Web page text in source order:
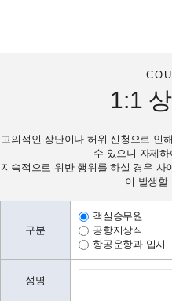
1:1
고의적인 장난이나 허위 신청으로 인
수 있으니 자제
지속적으로 위반 행위를 하실 경우 사
이 발생할
구분
객실승무원
공항지상직
항공운항과 입시
성명